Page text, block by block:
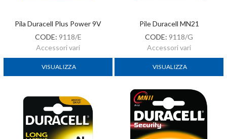
Pila Duracell Plus Power 9V
CODE: 9118/E
Accessori vari
VISUALIZZA
Pile Duracell MN21
CODE: 9118/G
Accessori vari
VISUALIZZA